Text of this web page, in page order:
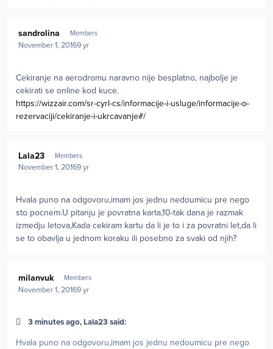
sandrolina Members
November 1, 20169 yr
Cekiranje na aerodromu naravno nije besplatno, najbolje je
cekirati se online kod kuce.
https://wizzair.com/sr-cyrl-cs/informacije-i-usluge/informacije-o-
rezervaciji/cekiranje-i-ukrcavanje#/
Lala23 Members
November 1, 20169 yr
Hvala puno na odgovoru,imam jos jednu nedoumicu pre nego
sto pocnem.U pitanju je povratna karta,10-tak dana je razmak
izmedju letova,Kada cekiram kartu da li je to i za povratni let,da li
se to obavlja u jednom koraku ili posebno za svaki od njih?
milanvuk Members
November 1, 20169 yr
3 minutes ago, Lala23 said:
Hvala puno na odgovoru,imam jos jednu nedoumicu pre nego